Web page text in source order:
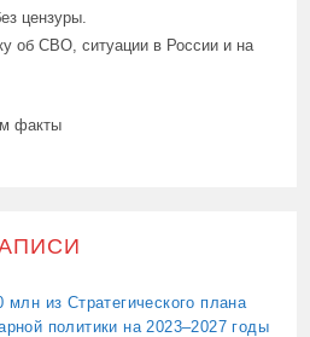
цензуры.
об СВО, ситуации в России и на
факты
млн из Стратегического плана
политики на 2023–2027 годы